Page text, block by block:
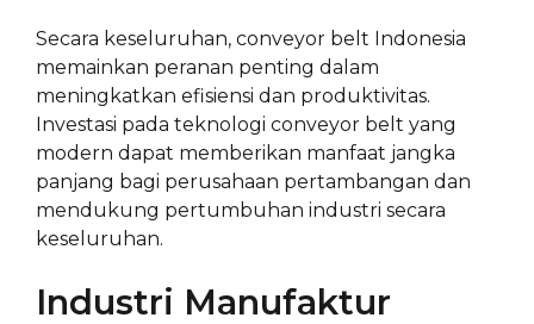
Secara keseluruhan, conveyor belt Indonesia
memainkan peranan penting dalam
meningkatkan efisiensi dan produktivitas.
Investasi pada teknologi conveyor belt yang
modern dapat memberikan manfaat jangka
panjang bagi perusahaan pertambangan dan
mendukung pertumbuhan industri secara
keseluruhan.
Industri Manufaktur